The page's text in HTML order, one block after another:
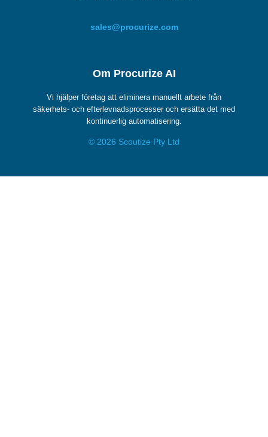
sales@procurize.com
Om Procurize AI
Vi hjälper företag att eliminera manuellt arbete från
säkerhets- och efterlevnadsprocesser och ersätta det med
kontinuerlig automatisering.
© 2026 Scoutize Pty Ltd